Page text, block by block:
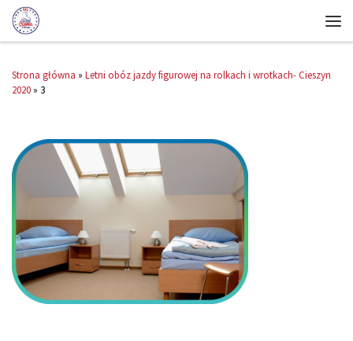
Strona główna » Letni obóz jazdy figurowej na rolkach i wrotkach- Cieszyn
2020 » 3